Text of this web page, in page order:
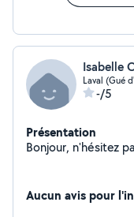
Isabelle
Laval (Gué
-/5
Présentation
Bonjour, n'hésitez
Aucun avis pour